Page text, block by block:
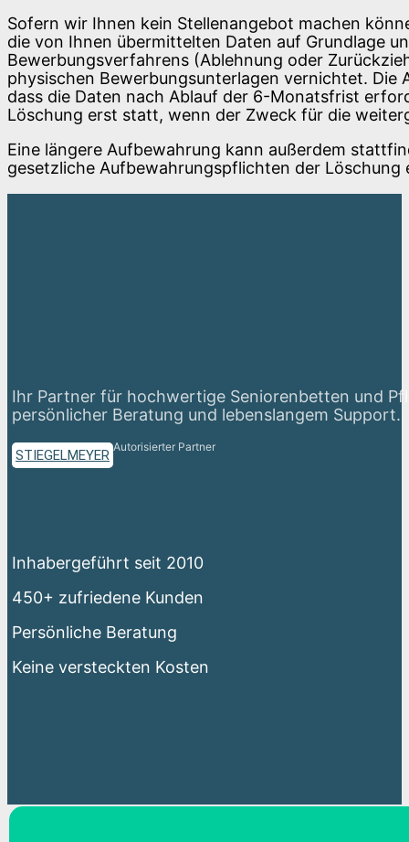
Sofern wir Ihnen kein Stellenangebot machen
die von Ihnen übermittelten Daten auf Grundlage
Bewerbungsverfahrens (Ablehnung oder
physischen Bewerbungsunterlagen vernichtet.
dass die Daten nach Ablauf der 6-Monatsfrist
Löschung erst statt, wenn der Zweck für die
Eine längere Aufbewahrung kann außerdem
gesetzliche Aufbewahrungspflichten der Löschung
Ihr Partner für hochwertige Seniorenbetten und
persönlicher Beratung und lebenslangem Support.
STIEGELMEYER
Autorisierter Partner
Inhabergeführt seit 2010
450+ zufriedene Kunden
Persönliche Beratung
Keine versteckten Kosten